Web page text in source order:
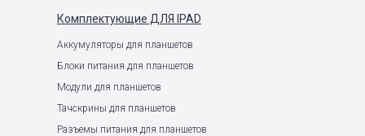
Комплектующие ДЛЯ IPAD
Аккумуляторы для планшетов
Блоки питания для планшетов
Модули для планшетов
Тачскрины для планшетов
Разъемы питания для планшетов